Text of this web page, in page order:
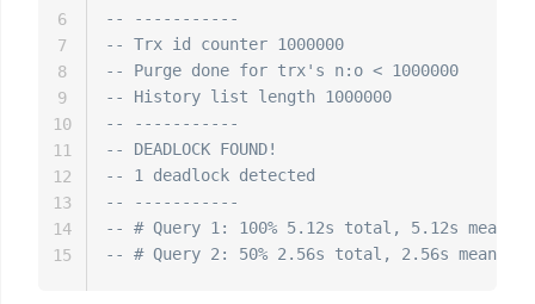
-- -----------
-- Trx id counter 1000000
-- Purge done for trx's n:o < 1000000
-- History list length 1000000
-- -----------
-- DEADLOCK FOUND!
-- 1 deadlock detected
-- -----------
-- # Query 1: 100% 5.12s total, 5.12s mean,
-- # Query 2: 50% 2.56s total, 2.56s mean,
6
7
8
9
10
11
12
13
14
15